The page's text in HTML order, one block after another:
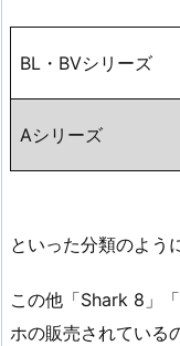
BL・BVシリーズ
Aシリーズ
といった分類のよう
この他「Shark 8」
ホの販売されている